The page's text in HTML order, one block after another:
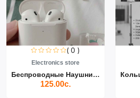
( 0 )
Electronics store
Беспроводные Наушники Air...
125.00с.